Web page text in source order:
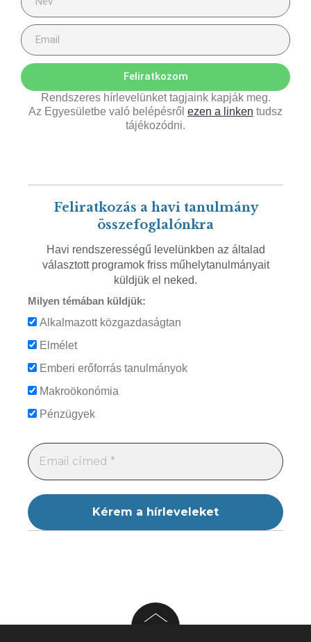
Feliratkozom
Rendszeres hírlevelünket tagjaink kapják meg.
Az Egyesületbe való belépésről ezen a linken tudsz
tájékozódni.
Feliratkozás a havi tanulmány
összefoglalónkra
Havi rendszerességű levelünkben az általad
választott programok friss műhelytanulmányait
küldjük el neked.
Milyen témában küldjük:
Alkalmazott közgazdaságtan
Elmélet
Emberi erőforrás tanulmányok
Makroökonómia
Pénzügyek